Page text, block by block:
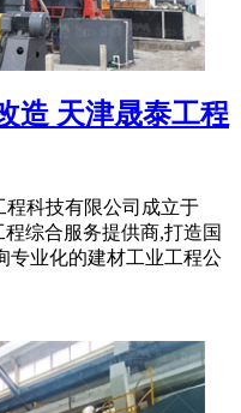
造 天津晟泰工程
程科技有限公司成立于
综合服务提供商,打造国
专业化的建材工业工程公